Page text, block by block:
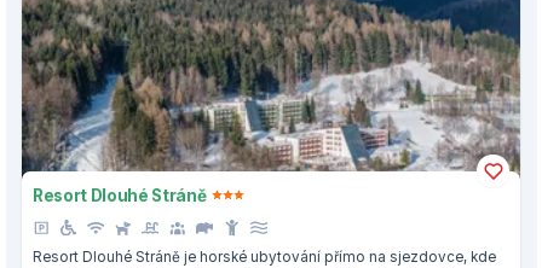
Resort Dlouhé Stráně
Resort Dlouhé Stráně je horské ubytování přímo na sjezdovce, kde